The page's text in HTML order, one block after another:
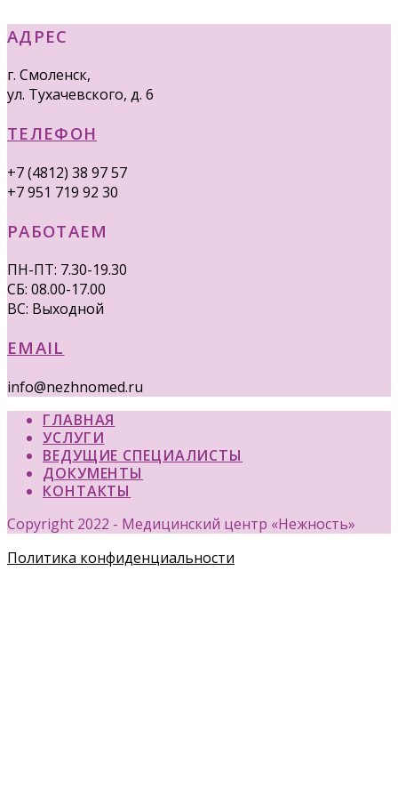
АДРЕС
г. Смоленск,
ул. Тухачевского, д. 6
ТЕЛЕФОН
+7 (4812) 38 97 57
+7 951 719 92 30
РАБОТАЕМ
ПН-ПТ: 7.30-19.30
СБ: 08.00-17.00
ВС: Выходной
EMAIL
info@nezhnomed.ru
ГЛАВНАЯ
УСЛУГИ
ВЕДУЩИЕ СПЕЦИАЛИСТЫ
ДОКУМЕНТЫ
КОНТАКТЫ
Copyright 2022 - Медицинский центр «Нежность»
Политика конфиденциальности